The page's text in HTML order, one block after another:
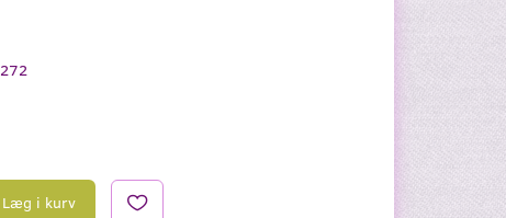
272
Læg i kurv